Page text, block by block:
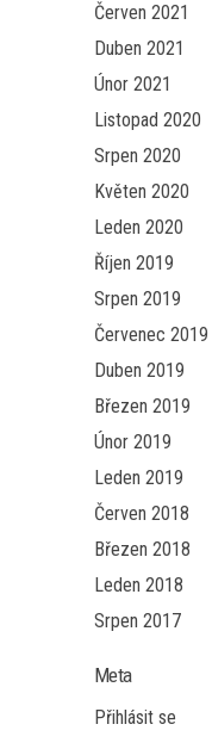
Červen 2021
Duben 2021
Únor 2021
Listopad 2020
Srpen 2020
Květen 2020
Leden 2020
Říjen 2019
Srpen 2019
Červenec 2019
Duben 2019
Březen 2019
Únor 2019
Leden 2019
Červen 2018
Březen 2018
Leden 2018
Srpen 2017
Meta
Přihlásit se